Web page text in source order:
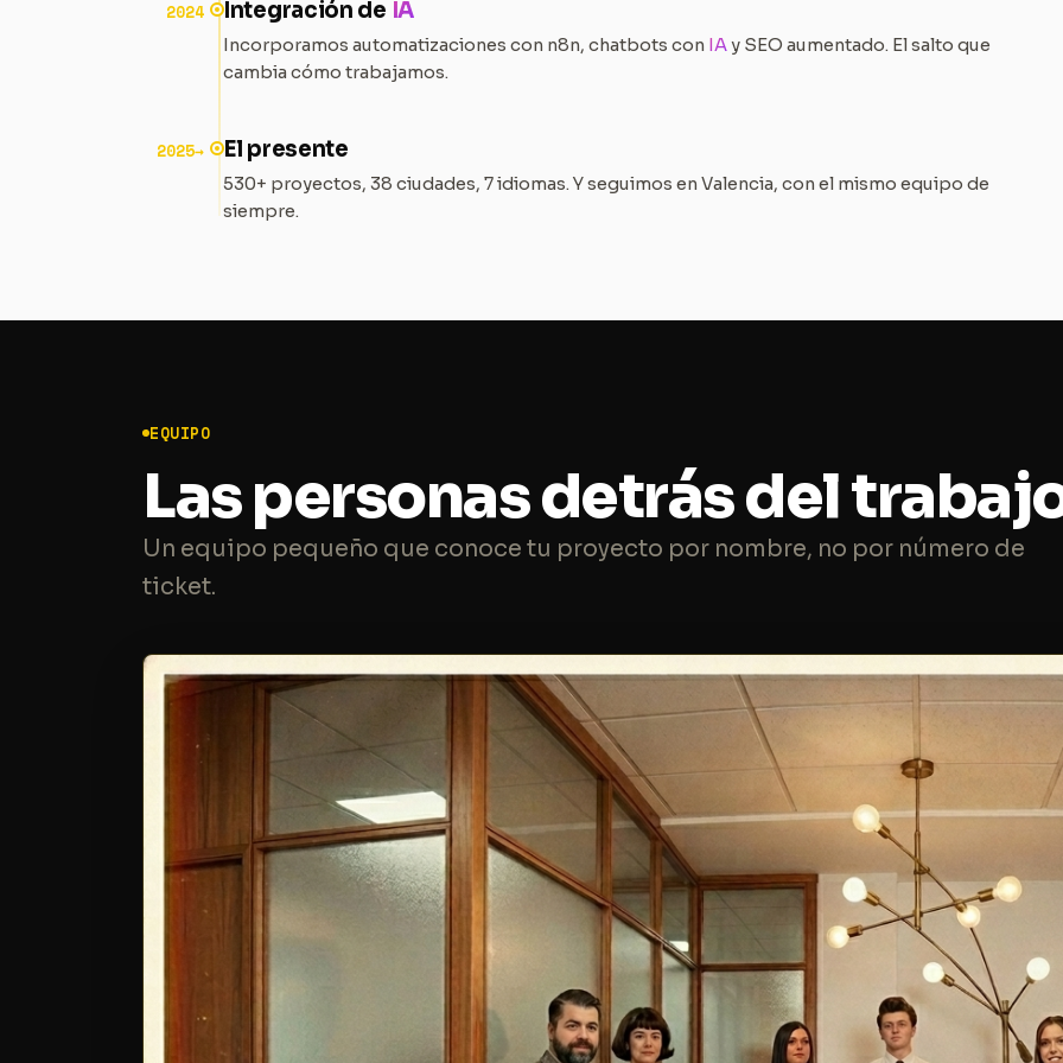
2024 Integración de IA
Incorporamos automatizaciones con n8n, chatbots con IAy SEO aumentado. El salto que
cambia cómo trabajamos.
2025→ El presente
530+ proyectos, 38 ciudades, 7 idiomas. Y seguimos en Valencia, con el mismo equipo de
siempre.
EQUIPO
Las personas detrás del
Un equipo pequeño que conoce tu proyecto por nombre, no por número de
ticket.